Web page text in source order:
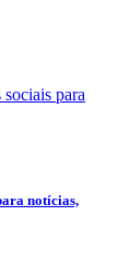
notícias,